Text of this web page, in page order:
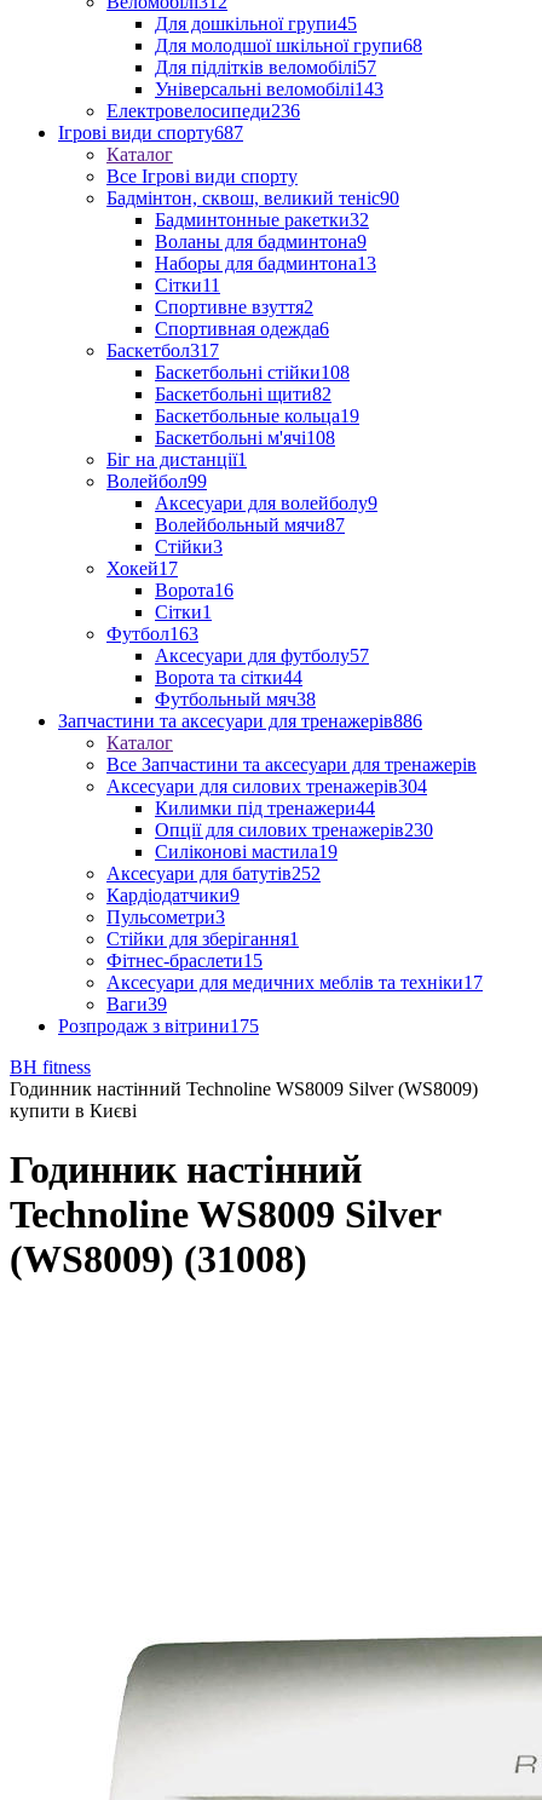
Для дошкільної групи45
Для молодшої шкільної групи68
Для підлітків веломобілі57
Універсальні веломобілі143
Електровелосипеди236
Ігрові види спорту687
Каталог
Все Ігрові види спорту
Бадмінтон, сквош, великий теніс90
Бадминтонные ракетки32
Воланы для бадминтона9
Наборы для бадминтона13
Сітки11
Спортивне взуття2
Спортивная одежда6
Баскетбол317
Баскетбольні стійки108
Баскетбольні щити82
Баскетбольные кольца19
Баскетбольні м'ячі108
Біг на дистанції1
Волейбол99
Аксесуари для волейболу9
Волейбольный мячи87
Стійки3
Хокей17
Ворота16
Сітки1
Футбол163
Аксесуари для футболу57
Ворота та сітки44
Футбольный мяч38
Запчастини та аксесуари для тренажерів886
Каталог
Все Запчастини та аксесуари для тренажерів
Аксесуари для силових тренажерів304
Килимки під тренажери44
Опції для силових тренажерів230
Силіконові мастила19
Аксесуари для батутів252
Кардіодатчики9
Пульсометри3
Стійки для зберігання1
Фітнес-браслети15
Аксесуари для медичних меблів та техніки17
Ваги39
Розпродаж з вітрини175
BH fitness
Годинник настінний Technoline WS8009 Silver (WS8009)
купити в Києві
Годинник настінний
Technoline WS8009 Silver
(WS8009) (31008)